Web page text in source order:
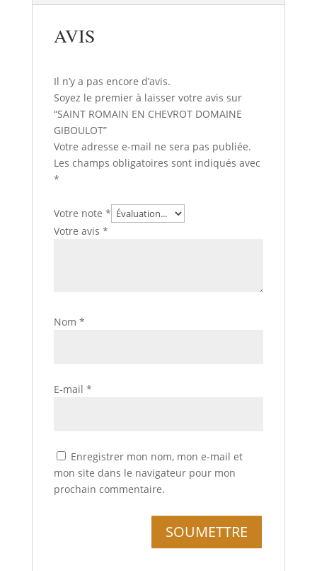
AVIS
Il n’y a pas encore d’avis.
Soyez le premier à laisser votre avis sur
“SAINT ROMAIN EN CHEVROT DOMAINE
GIBOULOT”
Votre adresse e-mail ne sera pas publiée.
Les champs obligatoires sont indiqués avec
*
Votre note *
Votre avis *
Nom *
E-mail *
Enregistrer mon nom, mon e-mail et
mon site dans le navigateur pour mon
prochain commentaire.